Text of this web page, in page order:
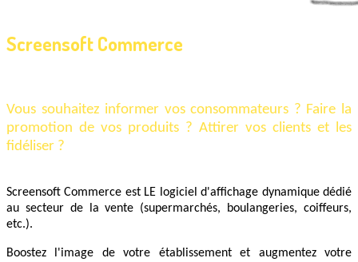
Screensoft Commerce
Vous souhaitez informer vos consommateurs ? Faire la
promotion de vos produits ? Attirer vos clients et les
fidéliser ?
Screensoft Commerce est LE logiciel d'affichage dynamique dédié
au secteur de la vente (supermarchés, boulangeries, coiffeurs,
etc.).
Boostez l'image de votre établissement et augmentez votre